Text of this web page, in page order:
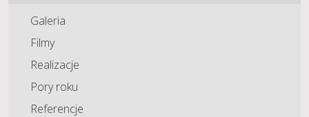
Galeria
Filmy
Realizacje
Pory roku
Referencje